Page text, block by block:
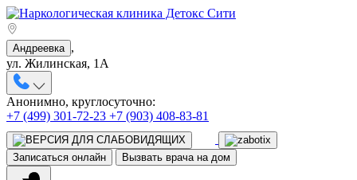
Андреевка ,
ул. Жилинская, 1А
Анонимно, круглосуточно:
+7 (499) 301-72-23 +7 (903) 408-83-81
Записаться онлайн Вызвать врача на дом